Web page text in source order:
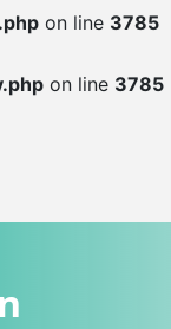
on line 3785
on line 3785